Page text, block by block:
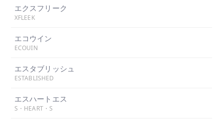
エクスフリーク
XFLEEK
エコウイン
ECOUIN
エスタブリッシュ
ESTABLISHED
エスハートエス
S・HEART・S